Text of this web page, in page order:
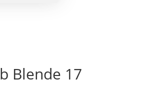
Blende 17